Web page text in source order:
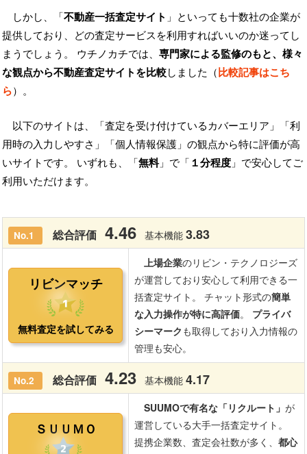
しかし、「不動産一括査定サイト 」といっても十数社の企業が
提供しており、どの査定サービスを利用すればいいのか迷ってし
まうでしょう。 ウチノカチでは、 専門家による監修のもと、様々
な観点から不動産査定サイトを比較しました（比較記事はこち
ら）。
以下のサイトは、「査定を受け付けているカバーエリア」「利
用時の入力しやすさ」「個人情報保護」の観点から特に評価が高
いサイトです。 いずれも、「無料」で「 １分程度 」で安心してご
利用いただけます。